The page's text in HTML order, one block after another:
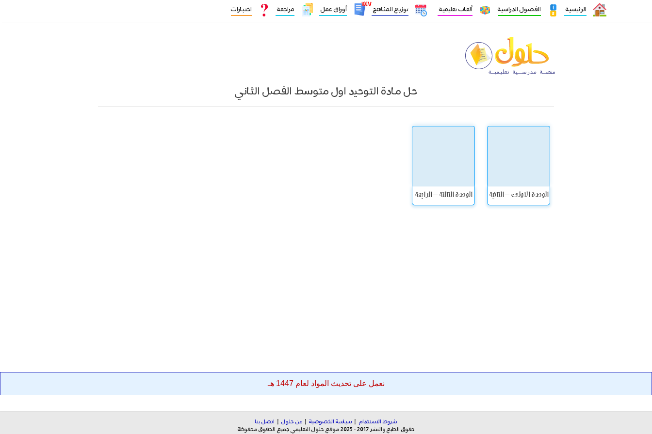
الرئيسية الفصول الدراسية ألعاب تعليمية توزيع المناهج
١٤٤٧
أوراق عمل مراجعة اختبارات
حل مادة التوحيد اول متوسط الفصل الثاني
الوحدة الاولى – الثانية الوحدة الثالثة – الرابعة
نعمل على تحديث المواد لعام 1447 هـ
شروط الاستخدام | سياسة الخصوصية | عن حلول |
اتصل بنا
حقوق الطبع والنشر 2017 - 2025 موقع حلول التعليمي جميع الحقوق محفوظة